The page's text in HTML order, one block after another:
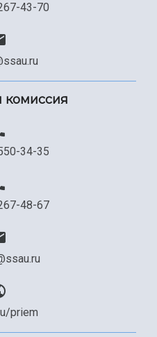
43-70
34-35
48-67
priem